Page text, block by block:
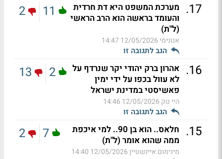
17
. מערכת המשפט היא דת חרדית
והעומד בראשה הוא הרב הראשי
(ל"ת)
אנונימי12/05/2026 14:47
הגב לתגובה זו
11
2
16
. אהרון ברק יהודי יקר שנרדף על
לא עוול בכפו על ידי ימין
פאשיסטי במדינת ישראל
היי טק 12/05/2026 14:46
הגב לתגובה זו
2
13
15
.
חלאס.. הוא בן 90.. למי איכפת
ממה שהוא אומר (ל"ת)
מינימום איינשטיין12/05/2026 14:40
7
2